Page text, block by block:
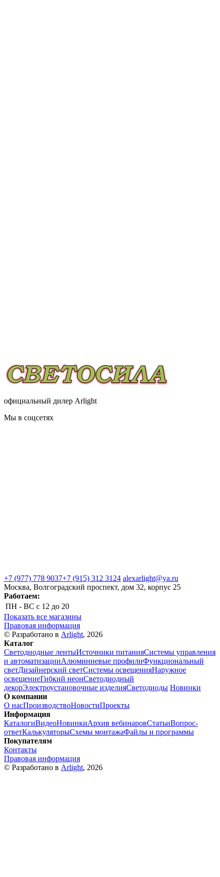
официальный дилер Arlight
Мы в соцсетях
+7 (977) 778 9037+7 (915) 312 3124 alexarlight@ya.ru
Москва, Волгоградский проспект, дом 32, корпус 25
Работаем:
ПН - ВС с 12 до 20
Показать все магазины
Правовая информация
© Разработано в Arlight, 2026
Каталог
Светодиодные лентыИсточники питанияСистемы управления
и автоматизацииАлюминиевые профилиФункциональный
светДизайнерский светСистемы освещенияНаружное
освещениеГибкий неонСветодиодный
декорЭлектроустановочные изделияСветодиоды Новинки
О компании
О насПроизводствоНовостиПроекты
Информация
КаталогиВидеоНовинкиАрхив вебинаровСтатьиВопрос-
ответКалькуляторыСхемы монтажаФайлы и программы
Покупателям
Контакты
Правовая информация
© Разработано в Arlight, 2026